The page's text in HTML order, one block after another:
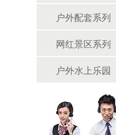
户外配套系列
网红景区系列
户外水上乐园